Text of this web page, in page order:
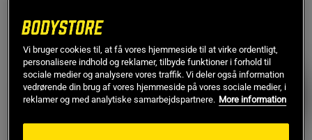
Vi bruger cookies til, at få vores hjemmeside til at virke ordentligt,
personalisere indhold og reklamer, tilbyde funktioner i forhold til
sociale medier og analysere vores traffik. Vi deler også information
vedrørende din brug af vores hjemmeside på vores sociale medier, i
reklamer og med analytiske samarbejdspartnere. More information